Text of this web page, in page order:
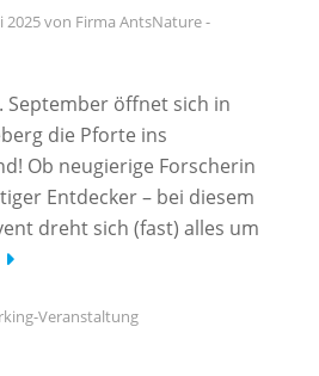
2025von Firma AntsNature -
September öffnet sich in
die Pforte ins
Ob neugierige Forscherin
Entdecker – bei diesem
dreht sich (fast) alles um
Veranstaltung